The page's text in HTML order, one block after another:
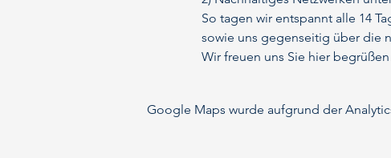
So tagen wir entspannt alle 14
sowie uns gegenseitig über die
Wir freuen uns Sie hier
Google Maps wurde aufgrund der